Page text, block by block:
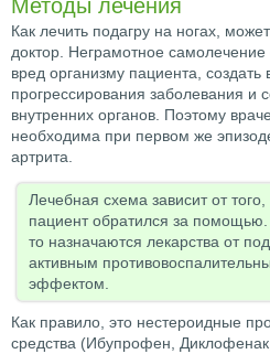
Как лечить подагру на ногах,
доктор. Неграмотное
вред организму пациента, создать
прогрессирования заболевания и
внутренних органов. Поэтому
необходима при первом же
артрита.
Лечебная схема зависит от
пациент обратился за
то назначаются лекарства от
активным
эффектом.
Как правило, это нестероидные
средства (Ибупрофен,